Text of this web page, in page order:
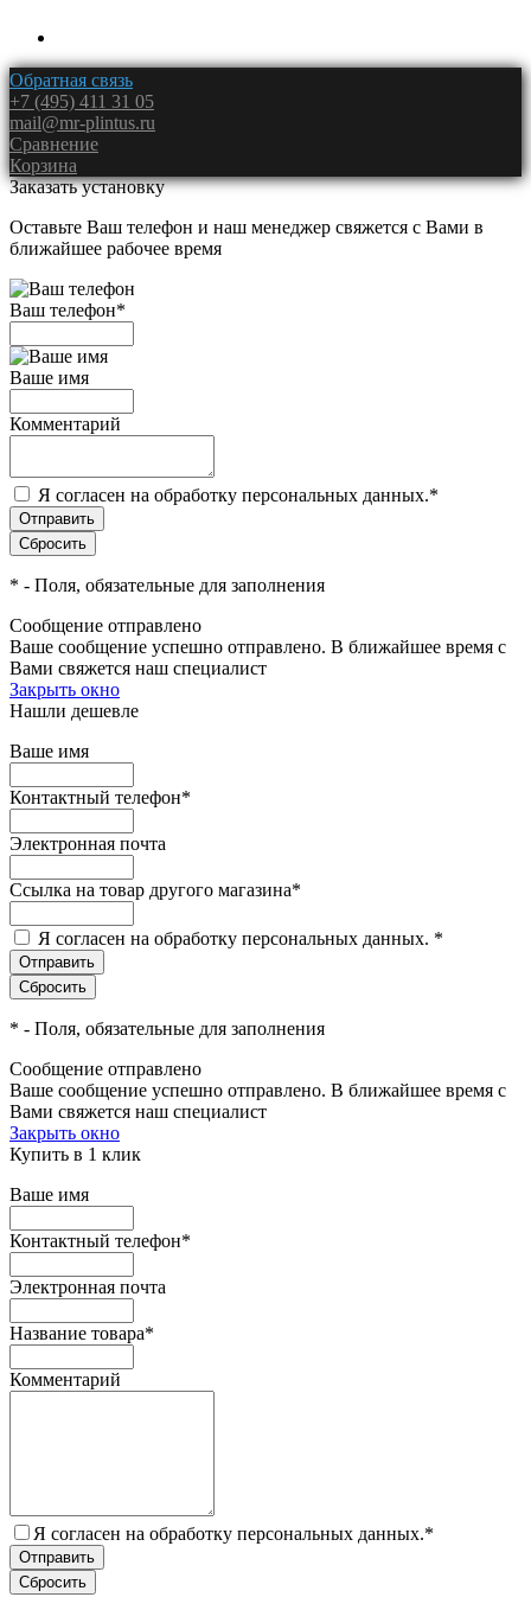
Обратная связь
+7 (495) 411 31 05
mail@mr-plintus.ru
Сравнение
Корзина
Заказать установку
Оставьте Ваш телефон и наш менеджер свяжется с Вами в
ближайшее рабочее время
Ваш телефон*
Ваше имя
Комментарий
Я согласен на обработку персональных данных.*
* - Поля, обязательные для заполнения
Сообщение отправлено
Ваше сообщение успешно отправлено. В ближайшее время с
Вами свяжется наш специалист
Закрыть окно
Нашли дешевле
Ваше имя
Контактный телефон*
Электронная почта
Ссылка на товар другого магазина*
Я согласен на обработку персональных данных. *
* - Поля, обязательные для заполнения
Сообщение отправлено
Ваше сообщение успешно отправлено. В ближайшее время с
Вами свяжется наш специалист
Закрыть окно
Купить в 1 клик
Ваше имя
Контактный телефон*
Электронная почта
Название товара*
Комментарий
Я согласен на обработку персональных данных.*